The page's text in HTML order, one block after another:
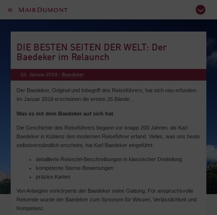
DIE BESTEN SEITEN DER WELT: Der
Baedeker im Relaunch
10. Januar 2018 - Baedeker
Der Baedeker, Original und Inbegriff des Reiseführers, hat sich neu erfunden.
Im Januar 2018 erscheinen die ersten 26 Bände.
Was es mit dem Baedeker auf sich hat
Die Geschichte des Reiseführers begann vor knapp 200 Jahren, als Karl
Baedeker in Koblenz den modernen Reiseführer erfand. Vieles, was uns heute
selbstverständlich erscheint, hat Karl Baedeker eingeführt:
detaillierte Reiseziel-Beschreibungen in klassischer Dreiteilung
kompetente Sterne-Bewertungen
präzise Karten
Von Anbeginn verkörperte der Baedeker seine Gattung. Für anspruchsvolle
Reisende wurde der Baedeker zum Synonym für Wissen, Verlässlichkeit und
Kompetenz.